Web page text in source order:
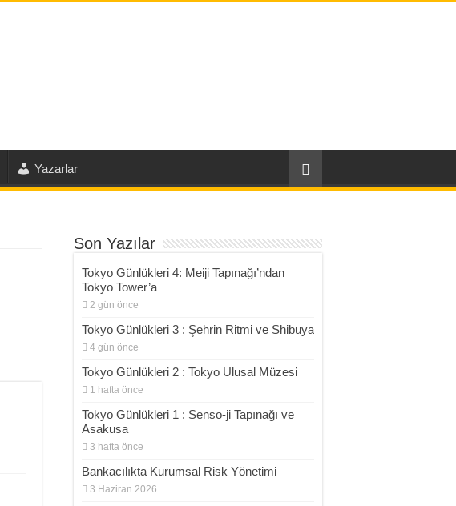
Yazarlar
Son Yazılar
Tokyo Günlükleri 4: Meiji Tapınağı’ndan
Tokyo Tower’a
2 gün önce
Tokyo Günlükleri 3 : Şehrin Ritmi ve Shibuya
4 gün önce
Tokyo Günlükleri 2 : Tokyo Ulusal Müzesi
1 hafta önce
Tokyo Günlükleri 1 : Senso-ji Tapınağı ve
Asakusa
3 hafta önce
Bankacılıkta Kurumsal Risk Yönetimi
3 Haziran 2026